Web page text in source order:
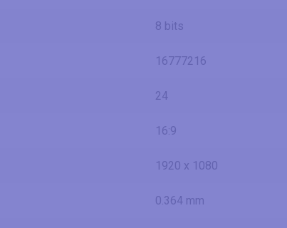
8 bits
16777216
24
16:9
1920 x 1080
0.364 mm